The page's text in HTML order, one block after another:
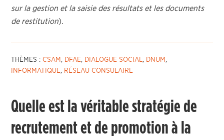
sur la gestion et la saisie des résultats et les documents
de restitution).
THÈMES :CSAM , DFAE, DIALOGUE SOCIAL, DNUM ,
INFORMATIQUE, RÉSEAU CONSULAIRE
Quelle est la véritable stratégie de
recrutement et de promotion à la